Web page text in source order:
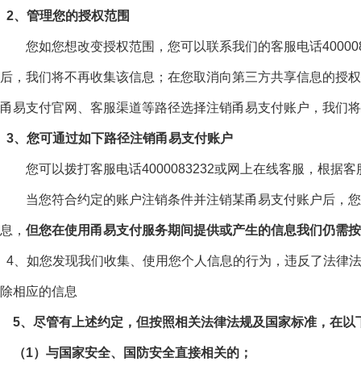
2、管理您的授权范围
您如您想改变授权范围，您可以联系我们的客服电话
后，我们将不再收集该信息；在您取消向第三方共享信息的授
甬易支付官网、客服渠道等路径选择注销甬易支付账户，我们
3、您可通过如下路径注销甬易支付账户
您可以拨打客服电话4000083232或网上在线客服，根据客
当您符合约定的账户注销条件并注销某甬易支付账户后，您
息， 但您在使用甬易支付服务期间提供或产生的信息我们仍需
4、如您发现我们收集、使用您个人信息的行为，违反了法律
除相应的信息
5、尽管有上述约定，但按照相关法律法规及国家标准，在
（1）与国家安全、国防安全直接相关的；